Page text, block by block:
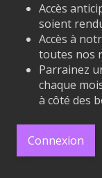
Accès
soient
Accès à
toutes nos
Parrainez
chaque
à côté des
Connexion